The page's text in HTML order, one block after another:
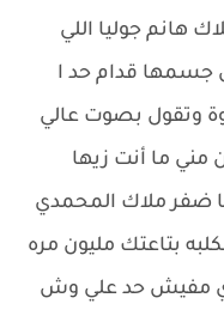
هانم جوليا اللي
جسمها قدام حد ا
وتقول بصوت عالي
ما أنت زيها
ضفر ملاك المحمدي
بتاعتك مليون مره
مفيش حد علي وش